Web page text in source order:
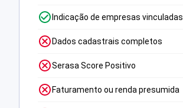
Indicação de empresas vinculadas
Dados cadastrais completos
Serasa Score Positivo
Faturamento ou renda presumida